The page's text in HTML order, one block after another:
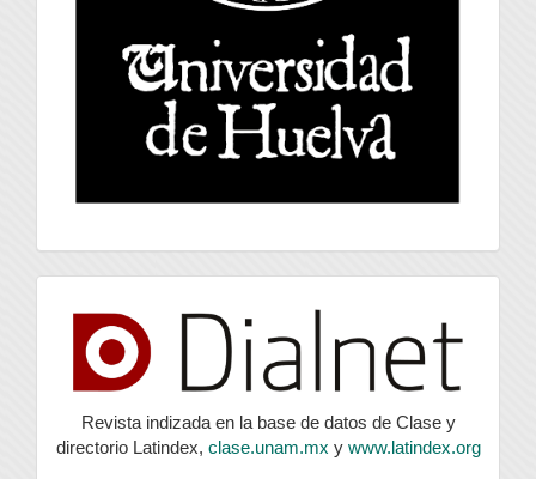
index
Revista indizada en la base de datos de Clase y
directorio Latindex, clase.unam.mx y www.latindex.org